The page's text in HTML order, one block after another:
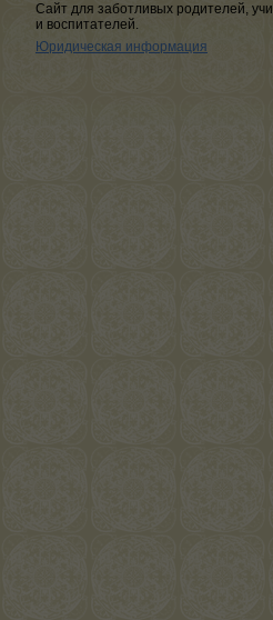
Сайт для заботливых родителей,
и воспитателей.
Юридическая информация